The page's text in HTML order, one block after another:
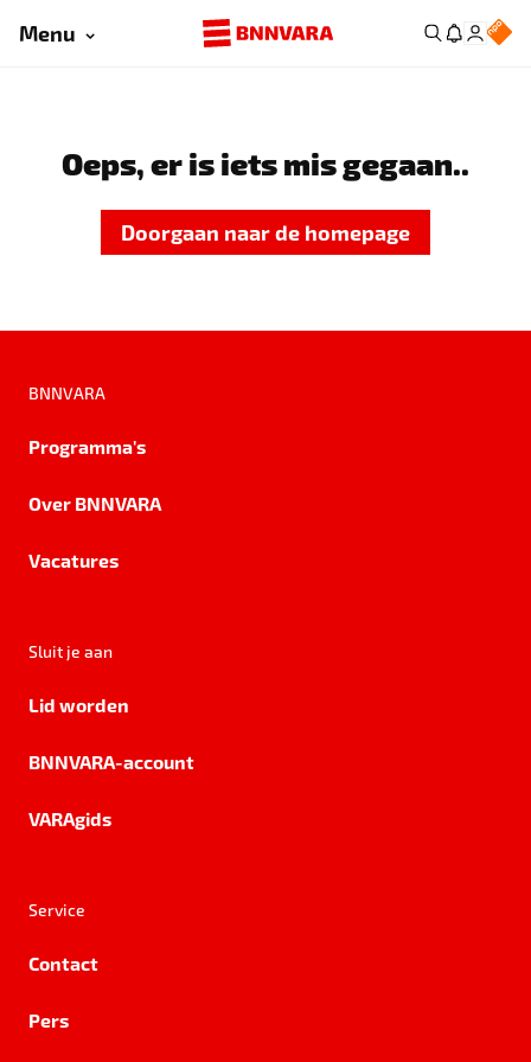
Menu
Oeps, er is iets mis gegaan..
Doorgaan naar de homepage
BNNVARA
Programma's
Over BNNVARA
Vacatures
Sluit je aan
Lid worden
BNNVARA-account
VARAgids
Service
Contact
Pers